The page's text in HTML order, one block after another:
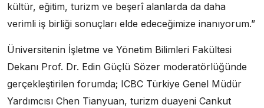
kültür, eğitim, turizm ve beşerî alanlarda da daha
verimli iş birliği sonuçları elde edeceğimize inanıyorum.”
Üniversitenin İşletme ve Yönetim Bilimleri Fakültesi
Dekanı Prof. Dr. Edin Güçlü Sözer moderatörlüğünde
gerçekleştirilen forumda; ICBC Türkiye Genel Müdür
Yardımcısı Chen Tianyuan, turizm duayeni Cankut